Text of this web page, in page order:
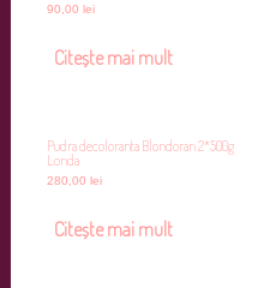
90,00 lei
Citește mai mult
Pudra decoloranta Blondoran 2*500g
Londa
280,00 lei
Citește mai mult